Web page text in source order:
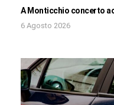
A Monticchio concerto
6 Agosto 2026